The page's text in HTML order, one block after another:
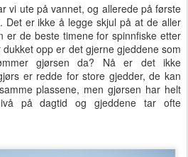
vi ute på vannet, og allerede på første
Det er ikke å legge skjul på at de aller
er de beste timene for spinnfiske etter
opp er det gjerne gjeddene som
gjørsen da? Nå er det ikke
er redde for store gjedder, de kan
plassene, men gjørsen har helt
på dagtid og gjeddene tar ofte